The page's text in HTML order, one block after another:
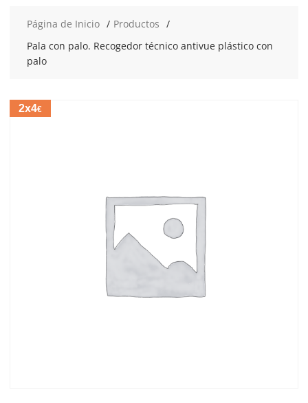
Página de Inicio
Productos
Pala con palo. Recogedor técnico antivue plástico con
palo
2x4€